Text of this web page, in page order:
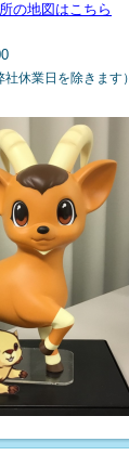
地図はこちら
社休業日を除きます）